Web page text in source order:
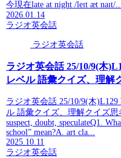
今現在late at night /leɪt æt naɪt/...
2026.01.14
ラジオ英会話
ラジオ英会話
ラジオ英会話 25/10/9(木
レベル 語彙クイズ、理解
ラジオ英会話 25/10/9(木
ル 語彙クイズ、理解クイズ
suspect, doubt, speculateQ1.
school” mean?A. art cla...
2025.10.11
ラジオ英会話